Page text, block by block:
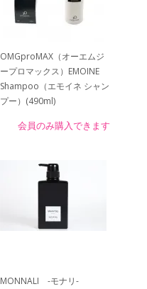
OMGproMAX（オーエムジ
ープロマックス）EMOINE
Shampoo（エモイネ シャン
プー）(490ml)
会員のみ購入できます
MONNALI -モナリ-